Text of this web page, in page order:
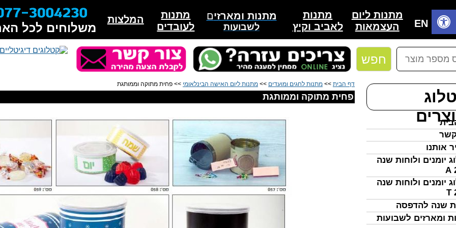
חפש
אותנו
יומנים ולוחות שנה
יומנים ולוחות שנה
שנה להדפסה
ומארזים לשבועות
EN
מתנות
לאביב וקיץ
המלצות
מתנות
לעובדים
מתנות ומארזים
לשבועות
מתנות ליום
העצמאות
משלוחים לכל
דף הבית >> מתנות לחגים ומועדים >> מתנות ליום האישה הבינלאומי >> פחית מתוקה וממותגת
פחית מתוקה וממותגת